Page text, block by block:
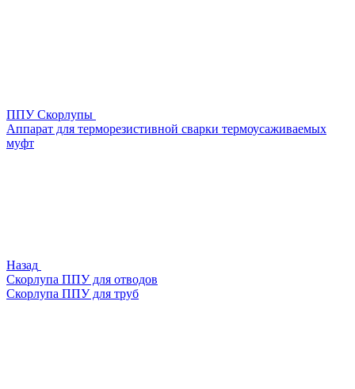
ППУ Скорлупы
Аппарат для терморезистивной сварки термоусаживаемых
муфт
Назад
Скорлупа ППУ для отводов
Скорлупа ППУ для труб